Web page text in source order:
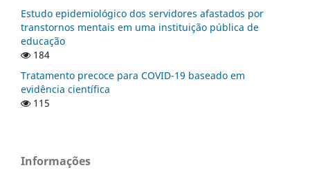
Estudo epidemiológico dos servidores afastados por
transtornos mentais em uma instituição pública de
educação
184
Tratamento precoce para COVID-19 baseado em
evidência científica
115
Informações